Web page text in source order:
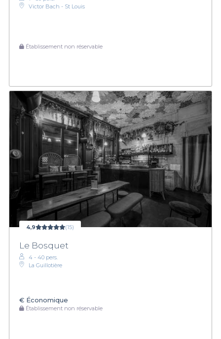
Victor Bach - St Louis
Établissement non réservable
4,9 (15)
Le Bosquet
4 - 40 pers.
La Guillotière
€ Économique
Établissement non réservable